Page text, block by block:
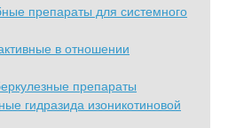
препараты для системного
в отношении
препараты
гидразида изоникотиновой